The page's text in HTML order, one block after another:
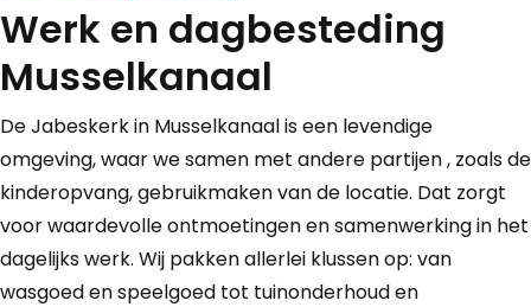
Werk en dagbesteding
Musselkanaal
De Jabeskerk in Musselkanaal is een levendige
omgeving, waar we samen met andere partijen , zoals de
kinderopvang, gebruikmaken van de locatie. Dat zorgt
voor waardevolle ontmoetingen en samenwerking in het
dagelijks werk. Wij pakken allerlei klussen op: van
wasgoed en speelgoed tot tuinonderhoud en